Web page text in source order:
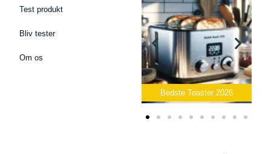
Test produkt
Bliv tester
Om os
Bedste Toaster 2026